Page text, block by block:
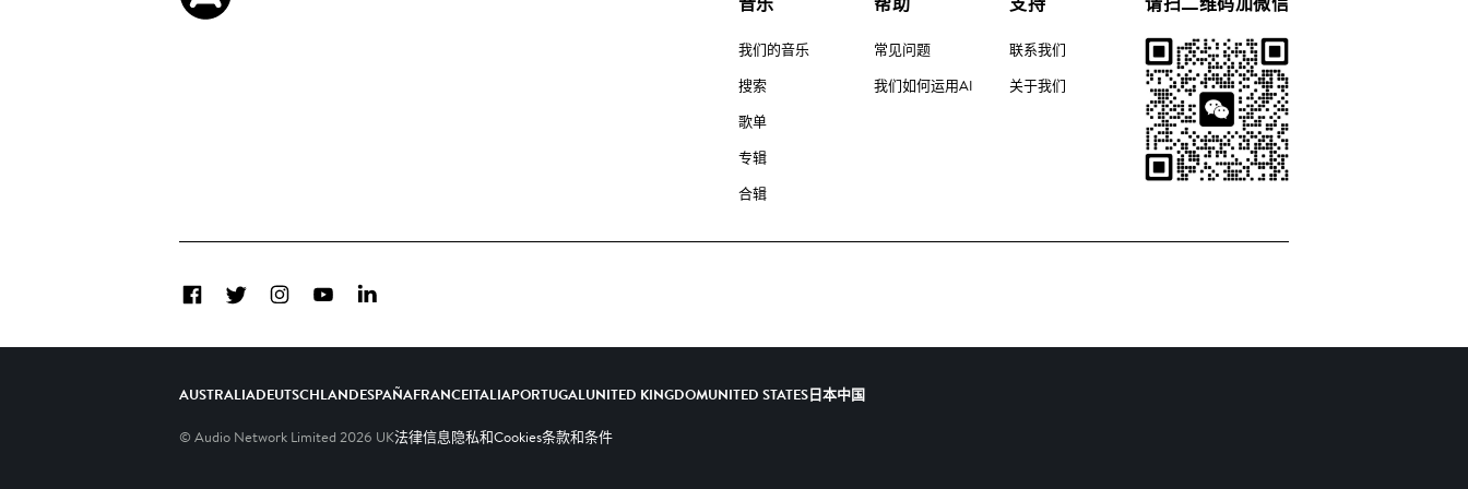
我们的音乐
搜索
歌单
专辑
合辑
常见问题
我们如何运用AI
联系我们
关于我们
FacebookTwitterInstagramYouTubeLinkedIn
AUSTRALIADEUTSCHLANDESPAÑAFRANCEITALIAPORTUGALUNITED KINGDOMUNITED STATES日本中国
© Audio Network Limited 2026 UK法律信息隐私和Cookies条款和条件